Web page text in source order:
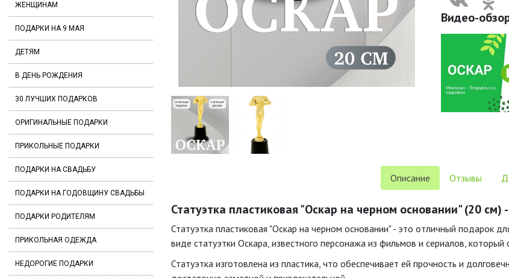
ЖЕНЩИНАМ
ПОДАРКИ НА 9 МАЯ
ДЕТЯМ
В ДЕНЬ РОЖДЕНИЯ
30 ЛУЧШИХ ПОДАРКОВ
ОРИГИНАЛЬНЫЕ ПОДАРКИ
ПРИКОЛЬНЫЕ ПОДАРКИ
ПОДАРКИ НА СВАДЬБУ
ПОДАРКИ НА ГОДОВЩИНУ СВАДЬБЫ
ПОДАРКИ РОДИТЕЛЯМ
ПРИКОЛЬНАЯ ОДЕЖДА
НЕДОРОГИЕ ПОДАРКИ
Видео-
Описание Отзывы
Статуэтка пластиковая "Оскар на черном основании" (20 см)
Статуэтка пластиковая "Оскар на черном основании" - это отличный подарок
виде статуэтки Оскара, известного персонажа из фильмов и сериалов, который
Статуэтка изготовлена из пластика, что обеспечивает ей прочность и